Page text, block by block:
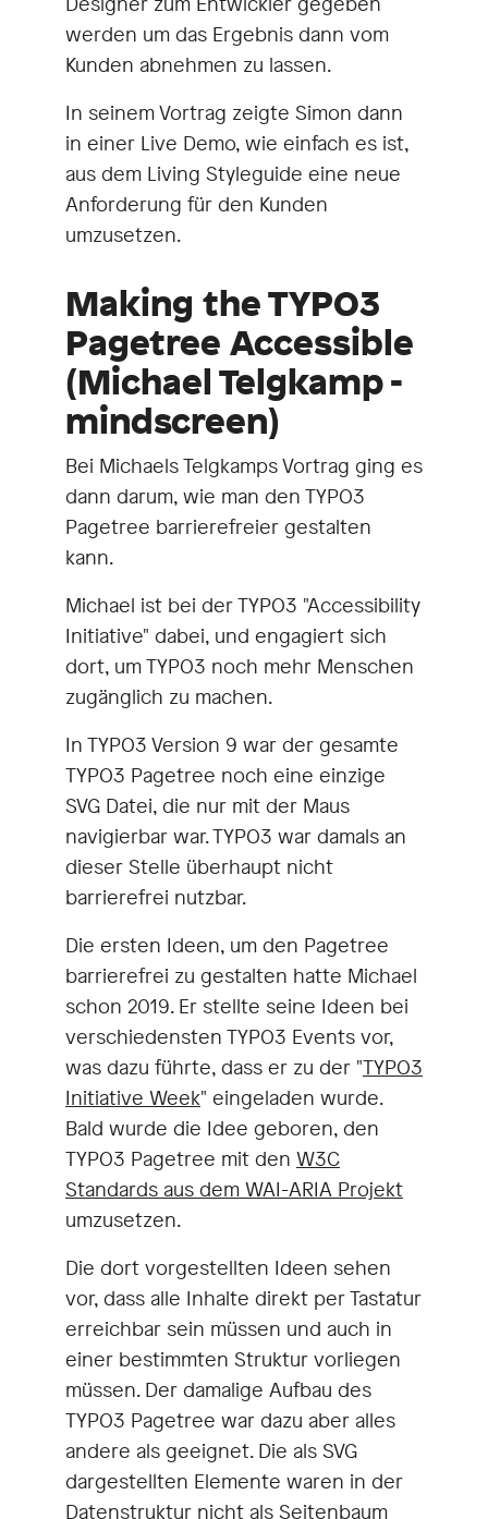
werden um das Ergebnis dann vom
Kunden abnehmen zu lassen.
In seinem Vortrag zeigte Simon dann
in einer Live Demo, wie einfach es ist,
aus dem Living Styleguide eine neue
Anforderung für den Kunden
umzusetzen.
Making the TYPO3
Pagetree Accessible
(Michael Telgkamp -
mindscreen)
Bei Michaels Telgkamps Vortrag ging es
dann darum, wie man den TYPO3
Pagetree barrierefreier gestalten
kann.
Michael ist bei der TYPO3 "Accessibility
Initiative" dabei, und engagiert sich
dort, um TYPO3 noch mehr Menschen
zugänglich zu machen.
In TYPO3 Version 9 war der gesamte
TYPO3 Pagetree noch eine einzige
SVG Datei, die nur mit der Maus
navigierbar war. TYPO3 war damals an
dieser Stelle überhaupt nicht
barrierefrei nutzbar.
Die ersten Ideen, um den Pagetree
barrierefrei zu gestalten hatte Michael
schon 2019. Er stellte seine Ideen bei
verschiedensten TYPO3 Events vor,
was dazu führte, dass er zu der "TYPO3
Initiative Week" eingeladen wurde.
Bald wurde die Idee geboren, den
TYPO3 Pagetree mit den W3C
Standards aus dem WAI-ARIA Projekt
umzusetzen.
Die dort vorgestellten Ideen sehen
vor, dass alle Inhalte direkt per Tastatur
erreichbar sein müssen und auch in
einer bestimmten Struktur vorliegen
müssen. Der damalige Aufbau des
TYPO3 Pagetree war dazu aber alles
andere als geeignet. Die als SVG
dargestellten Elemente waren in der
Datenstruktur nicht als Seitenbaum